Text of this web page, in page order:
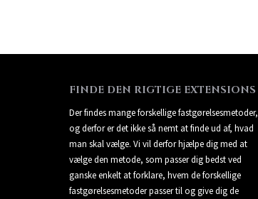
FINDE DEN RIGTIGE EXTENSIONS
Der findes mange forskellige fastgørelsesmetoder,
og derfor er det ikke så nemt at finde ud af, hvad
man skal vælge. Vi vil derfor hjælpe dig med at
vælge den metode, som passer dig bedst ved
ganske enkelt at forklare, hvem de forskellige
fastgørelsesmetoder passer til og give dig de